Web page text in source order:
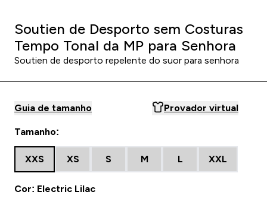
Soutien de Desporto sem Costuras
Tempo Tonal da MP para Senhora
Soutien de desporto repelente do suor para senhora
Guia de tamanho Provador virtual
Tamanho:
XXS XS S M L XXL
Cor: Electric Lilac